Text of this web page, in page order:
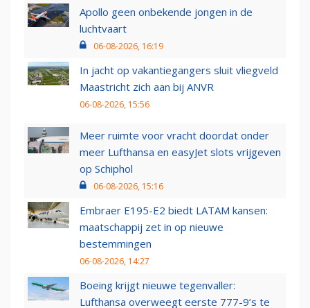
Apollo geen onbekende jongen in de
luchtvaart
06-08-2026, 16:19
In jacht op vakantiegangers sluit vliegveld
Maastricht zich aan bij ANVR
06-08-2026, 15:56
Meer ruimte voor vracht doordat onder
meer Lufthansa en easyJet slots vrijgeven
op Schiphol
06-08-2026, 15:16
Embraer E195-E2 biedt LATAM kansen:
maatschappij zet in op nieuwe
bestemmingen
06-08-2026, 14:27
Boeing krijgt nieuwe tegenvaller:
Lufthansa overweegt eerste 777-9’s te